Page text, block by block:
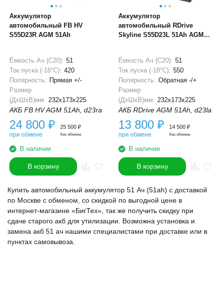
Аккумулятор
автомобильный FB HV
S55D23R AGM 51Ah
Ёмкость Ач (С20): 51
Ток пуска (-18°С): 420
Полярность: Прямая +/-
Размер
(ДхШхВ)мм: 232x173x225
АКБ FB HV AGM 51Ah, d23ra
24 800 ₽
при обмене
25 500 ₽
без обмена
В наличии
В корзину
Аккумулятор
автомобильный RDrive
Skyline S55D23L 51Ah AGM
Ёмкость Ач (С20): 51
Ток пуска (-18°С): 550
Полярность: Обратная -/+
Размер
(ДхШхВ)мм: 232x173x225
АКБ RDrive AGM 51Ah, d23la
13 800 ₽
при обмене
14 500 ₽
без обмена
В наличии
В корзину
Купить автомобильный аккумулятор 51 Ач (51ah) с доставкой
по Москве с обменом, со скидкой по выгодной цене в
интернет-магазине «БигТех», так же получить скидку при
сдаче старого акб для утилизации. Возможна установка и
замена акб 51 ач нашими специалистами при доставке или в
пунктах самовывоза.